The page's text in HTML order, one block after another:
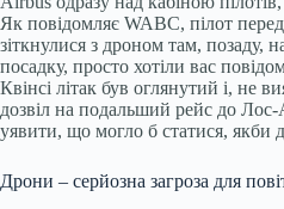
Як повідомляє WABC, пілот
зіткнулися з дроном там, позаду,
посадку, просто хотіли вас
Квінсі літак був оглянутий і, не
дозвіл на подальший рейс до
уявити, що могло б статися, якби
Дрони – серйозна загроза для